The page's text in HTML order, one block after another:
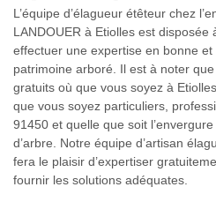
L’équipe d’élagueur étêteur chez
LANDOUER à Etiolles est
effectuer une expertise en bonne et
patrimoine arboré. Il est à noter
gratuits où que vous soyez à
que vous soyez particuliers,
91450 et quelle que soit
d’arbre. Notre équipe d’artisan
fera le plaisir d’expertiser
fournir les solutions adéquates.